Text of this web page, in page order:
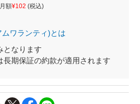
額¥102 (税込)
ワランティ)とは
となります
長期保証の約款が適用されます